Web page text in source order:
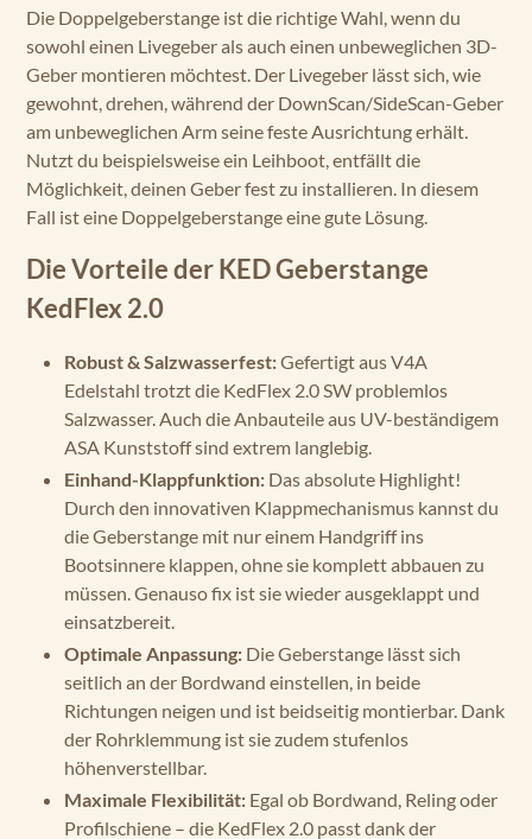
Die Doppelgeberstange ist die richtige Wahl, wenn du
sowohl einen Livegeber als auch einen unbeweglichen 3D-
Geber montieren möchtest. Der Livegeber lässt sich, wie
gewohnt, drehen, während der DownScan/SideScan-Geber
am unbeweglichen Arm seine feste Ausrichtung erhält.
Nutzt du beispielsweise ein Leihboot, entfällt die
Möglichkeit, deinen Geber fest zu installieren. In diesem
Fall ist eine Doppelgeberstange eine gute Lösung.
Die Vorteile der KED Geberstange
KedFlex 2.0
Robust & Salzwasserfest:Gefertigt aus V4A
Edelstahl trotzt die KedFlex 2.0 SW problemlos
Salzwasser. Auch die Anbauteile aus UV-beständigem
ASA Kunststoff sind extrem langlebig.
Einhand-Klappfunktion: Das absolute Highlight!
Durch den innovativen Klappmechanismus kannst du
die Geberstange mit nur einem Handgriff ins
Bootsinnere klappen, ohne sie komplett abbauen zu
müssen. Genauso fix ist sie wieder ausgeklappt und
einsatzbereit.
Optimale Anpassung: Die Geberstange lässt sich
seitlich an der Bordwand einstellen, in beide
Richtungen neigen und ist beidseitig montierbar. Dank
der Rohrklemmung ist sie zudem stufenlos
höhenverstellbar.
Maximale Flexibilität: Egal ob Bordwand, Reling oder
Profilschiene – die KedFlex 2.0 passt dank der